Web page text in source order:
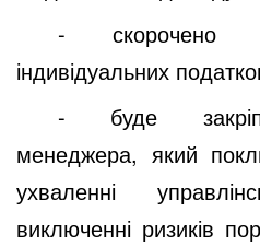
- скорочено
індивідуальних
- буде
менеджера, який
ухваленні
виключенні ризиків